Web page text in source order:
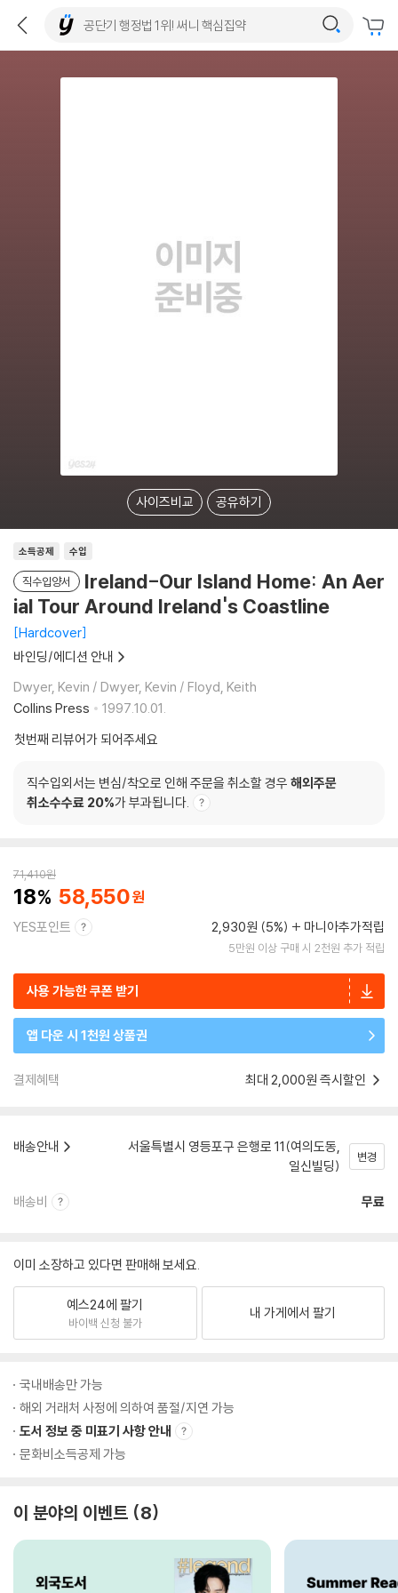
사이즈비교 공유하기
소득공제 수입
직수입양서
Ireland-Our Island Home: An Aer
ial Tour Around Ireland's Coastline
Hardcover
바인딩/에디션 안내
Dwyer, Kevin / Dwyer, Kevin / Floyd, Keith
Collins Press
1997.10.01.
첫번째 리뷰어가 되어주세요
직수입외서는 변심/착오로 인해 주문을 취소할 경우 해외주문
취소수수료 20%가 부과됩니다.
71,410원
18 58,550
YES포인트 2,930원 (5%) 마니아추가적립
5만원 이상 구매 시 2천원 추가 적립
사용 가능한 쿠폰 받기
앱 다운 시 1천원 상품권
결제혜택 최대 2,000원 즉시할인
배송안내
서울특별시 영등포구 은행로 11(여의도동,
일신빌딩)
변경
배송비 무료
이미 소장하고 있다면 판매해 보세요.
예스24에 팔기
바이백 신청 불가
내 가게에서 팔기
국내배송만 가능
해외 거래처 사정에 의하여 품절/지연 가능
도서 정보 중 미표기 사항 안내
문화비소득공제 가능
이 분야의 이벤트 8